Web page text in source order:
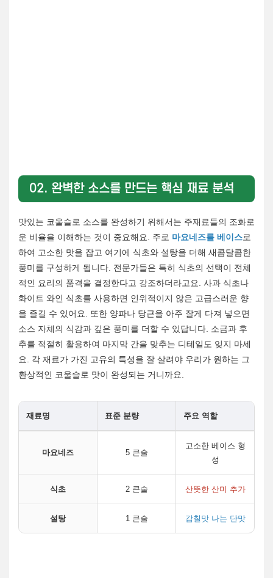
02. 완벽한 소스를 만드는 핵심 재료 분석
맛있는 코울슬로 소스를 완성하기 위해서는 주재료들의 조화로
운 비율을 이해하는 것이 중요해요. 주로 마요네즈를 베이스로
하여 고소한 맛을 잡고 여기에 식초와 설탕을 더해 새콤달콤한
풍미를 구성하게 됩니다. 전문가들은 특히 식초의 선택이 전체
적인 요리의 품격을 결정한다고 강조하더라고요. 사과 식초나
화이트 와인 식초를 사용하면 인위적이지 않은 고급스러운 향
을 즐길 수 있어요. 또한 양파나 당근을 아주 잘게 다져 넣으면
소스 자체의 식감과 깊은 풍미를 더할 수 있답니다. 소금과 후
추를 적절히 활용하여 마지막 간을 맞추는 디테일도 잊지 마세
요. 각 재료가 가진 고유의 특성을 잘 살려야 우리가 원하는 그
환상적인 코울슬로 맛이 완성되는 거니까요.
재료명 표준 분량 주요 역할
마요네즈 5 큰술
고소한 베이스 형
성
식초 2 큰술 산뜻한 산미 추가
설탕 1 큰술 감칠맛 나는 단맛